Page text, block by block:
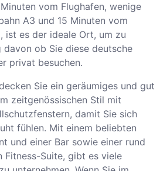
vom Flughafen, wenige
A3 und 15 Minuten vom
ist es der ideale Ort, um zu
davon ob Sie diese deutsche
privat besuchen.
Sie ein geräumiges und gut
zeitgenössischen Stil mit
damit Sie sich
fühlen. Mit einem beliebten
und einer Bar sowie einer rund
Fitness-Suite, gibt es viele